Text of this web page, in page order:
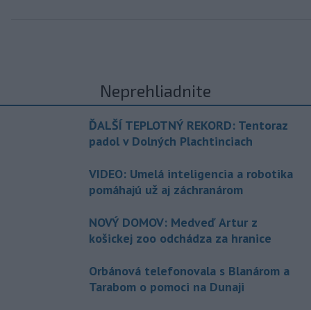
Neprehliadnite
ĎALŠÍ TEPLOTNÝ REKORD: Tentoraz
padol v Dolných Plachtinciach
VIDEO: Umelá inteligencia a robotika
pomáhajú už aj záchranárom
NOVÝ DOMOV: Medveď Artur z
košickej zoo odchádza za hranice
Orbánová telefonovala s Blanárom a
Tarabom o pomoci na Dunaji